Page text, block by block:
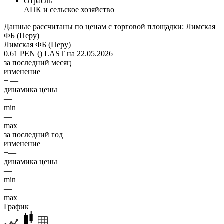
АПК и сельское хозяйство
Данные рассчитаны по ценам с торговой площадки: Лимская
ФБ (Перу)
Лимская ФБ (Перу)
0.61 PEN () LAST на 22.05.2026
за последний месяц
изменение
+ —
динамика цены
—
min
—
max
за последний год
изменение
+—
динамика цены
—
min
—
max
График